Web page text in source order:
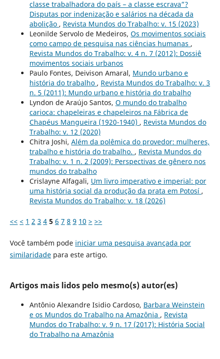
classe trabalhadora do país – a classe escrava”?
Disputas por indenização e salários na década da
abolição , Revista Mundos do Trabalho: v. 15 (2023)
Leonilde Servolo de Medeiros, Os movimentos sociais
como campo de pesquisa nas ciências humanas ,
Revista Mundos do Trabalho: v. 4 n. 7 (2012): Dossiê
movimentos sociais urbanos
Paulo Fontes, Deivison Amaral, Mundo urbano e
história do trabalho , Revista Mundos do Trabalho: v. 3
n. 5 (2011): Mundo urbano e história do trabalho
Lyndon de Araújo Santos, O mundo do trabalho
carioca: chapeleiras e chapeleiros na Fábrica de
Chapéus Mangueira (1920-1940) , Revista Mundos do
Trabalho: v. 12 (2020)
Chitra Joshi, Além da polêmica do provedor: mulheres,
trabalho e história do trabalho. , Revista Mundos do
Trabalho: v. 1 n. 2 (2009): Perspectivas de gênero nos
mundos do trabalho
Crislayne Alfagali, Um livro imperativo e imperial: por
uma história social da produção da prata em Potosí ,
Revista Mundos do Trabalho: v. 18 (2026)
<< < 1 2 3 4 5 6 7 8 9 10 > >>
Você também pode iniciar uma pesquisa avançada por
similaridadepara este artigo.
Artigos mais lidos pelo mesmo(s) autor(es)
Antônio Alexandre Isidio Cardoso, Barbara Weinstein
e os Mundos do Trabalho na Amazônia , Revista
Mundos do Trabalho: v. 9 n. 17 (2017): História Social
do Trabalho na Amazônia